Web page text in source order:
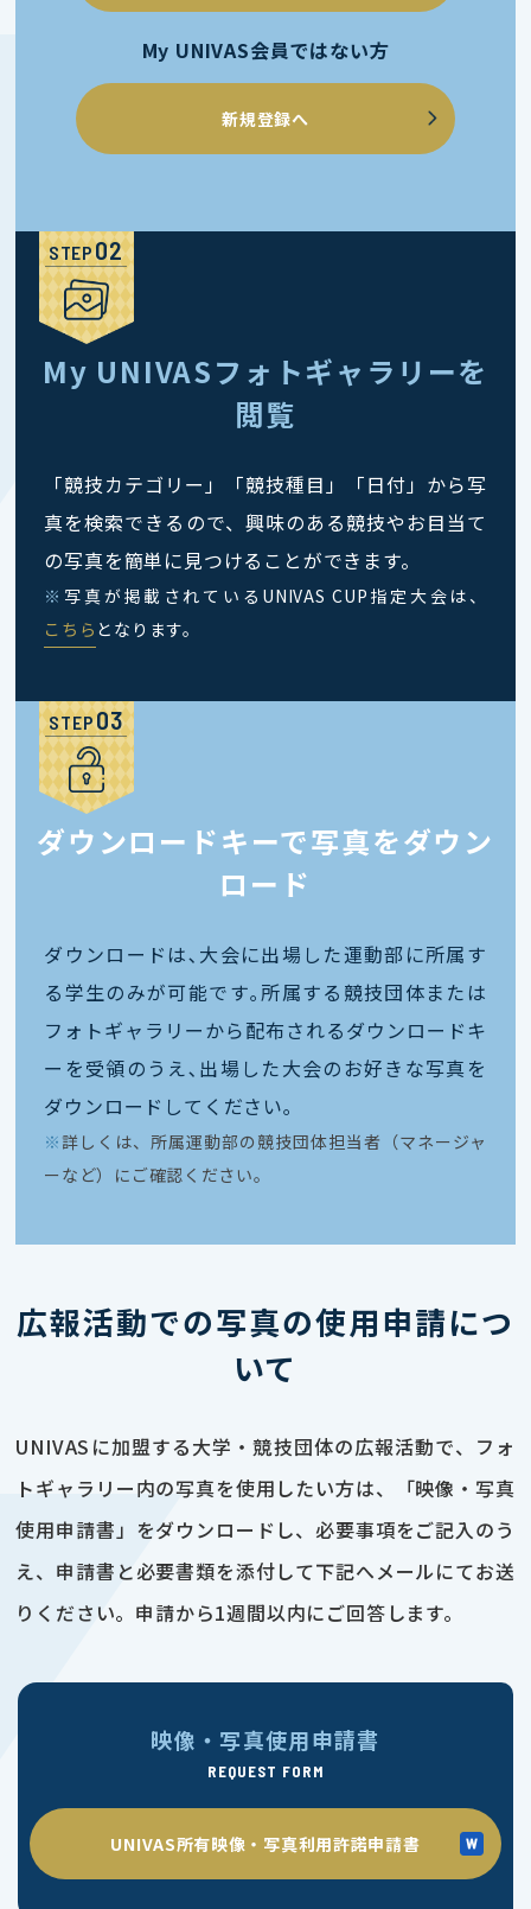
My UNIVAS会員ではない方
新規登録へ
STEP
My UNIVASフォトギャラリーを
閲覧
「競技カテゴリー」「競技種目」「日付」から写
真を検索できるので、興味のある競技やお目当て
の写真を簡単に見つけることができます。
※ 写真が掲載されているUNIVAS CUP指定大会は、
こちら となります。
STEP
ダウンロードキーで写真をダウン
ロード
ダウンロードは､大会に出場した運動部に所属す
る学生のみが可能です｡所属する競技団体または
フォトギャラリーから配布されるダウンロードキ
ーを受領のうえ､出場した大会のお好きな写真を
ダウンロードしてください｡
※ 詳しくは、所属運動部の競技団体担当者（マネージャ
ーなど）にご確認ください。
広報活動での写真の使用申請につ
いて
UNIVASに加盟する大学・競技団体の広報活動で、フォ
トギャラリー内の写真を使用したい方は、「映像・写真
使用申請書」をダウンロードし、必要事項をご記入のう
え、申請書と必要書類を添付して下記へメールにてお送
りください。申請から1週間以内にご回答します。
映像・写真使用申請書
REQUEST FORM
UNIVAS所有映像・写真利用許諾申請書